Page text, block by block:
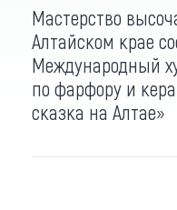
Мастерство
Алтайском крае
Международный
по фарфору и
сказка на Алтае»